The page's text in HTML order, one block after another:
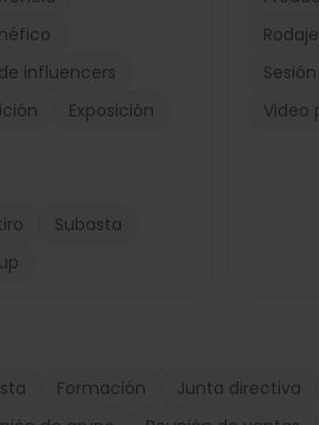
influencers
Exposición
Subasta
Video
Formación Junta directiva